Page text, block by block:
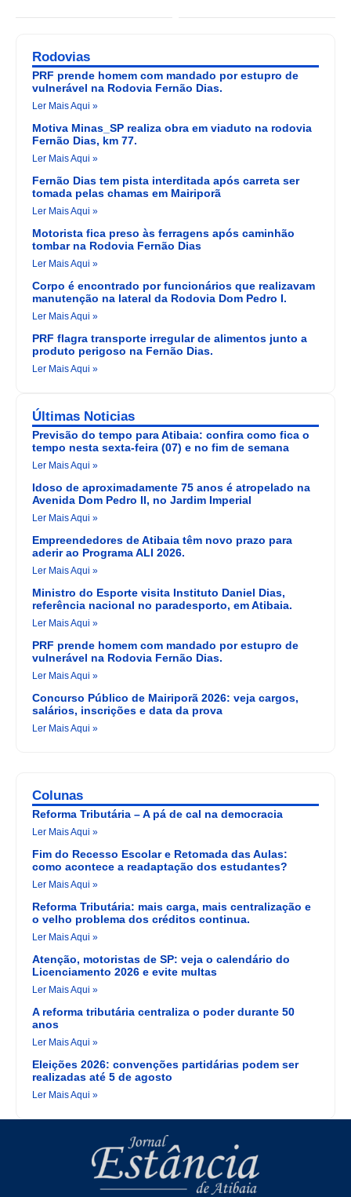
Rodovias
PRF prende homem com mandado por estupro de
vulnerável na Rodovia Fernão Dias.
Ler Mais Aqui »
Motiva Minas_SP realiza obra em viaduto na rodovia
Fernão Dias, km 77.
Ler Mais Aqui »
Fernão Dias tem pista interditada após carreta ser
tomada pelas chamas em Mairiporã
Ler Mais Aqui »
Motorista fica preso às ferragens após caminhão
tombar na Rodovia Fernão Dias
Ler Mais Aqui »
Corpo é encontrado por funcionários que realizavam
manutenção na lateral da Rodovia Dom Pedro I.
Ler Mais Aqui »
PRF flagra transporte irregular de alimentos junto a
produto perigoso na Fernão Dias.
Ler Mais Aqui »
Últimas Noticias
Previsão do tempo para Atibaia: confira como fica o
tempo nesta sexta-feira (07) e no fim de semana
Ler Mais Aqui »
Idoso de aproximadamente 75 anos é atropelado na
Avenida Dom Pedro II, no Jardim Imperial
Ler Mais Aqui »
Empreendedores de Atibaia têm novo prazo para
aderir ao Programa ALI 2026.
Ler Mais Aqui »
Ministro do Esporte visita Instituto Daniel Dias,
referência nacional no paradesporto, em Atibaia.
Ler Mais Aqui »
PRF prende homem com mandado por estupro de
vulnerável na Rodovia Fernão Dias.
Ler Mais Aqui »
Concurso Público de Mairiporã 2026: veja cargos,
salários, inscrições e data da prova
Ler Mais Aqui »
Colunas
Reforma Tributária – A pá de cal na democracia
Ler Mais Aqui »
Fim do Recesso Escolar e Retomada das Aulas:
como acontece a readaptação dos estudantes?
Ler Mais Aqui »
Reforma Tributária: mais carga, mais centralização e
o velho problema dos créditos continua.
Ler Mais Aqui »
Atenção, motoristas de SP: veja o calendário do
Licenciamento 2026 e evite multas
Ler Mais Aqui »
A reforma tributária centraliza o poder durante 50
anos
Ler Mais Aqui »
Eleições 2026: convenções partidárias podem ser
realizadas até 5 de agosto
Ler Mais Aqui »